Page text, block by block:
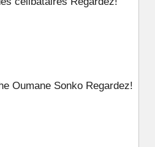
Oumane Sonko Regardez!